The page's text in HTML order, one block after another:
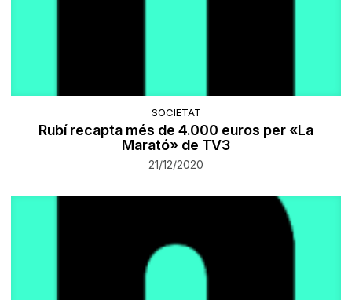
SOCIETAT
Rubí recapta més de 4.000 euros per «La
Marató» de TV3
21/12/2020